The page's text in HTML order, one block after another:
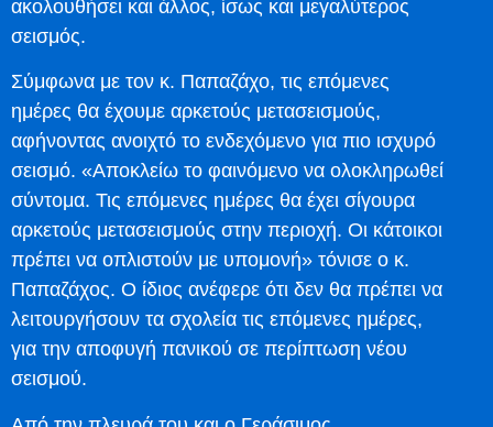
ακολουθήσει και άλλος, ίσως και μεγαλύτερος
σεισμός.
Σύμφωνα με τον κ. Παπαζάχο, τις επόμενες
ημέρες θα έχουμε αρκετούς μετασεισμούς,
αφήνοντας ανοιχτό το ενδεχόμενο για πιο ισχυρό
σεισμό. «Αποκλείω το φαινόμενο να ολοκληρωθεί
σύντομα. Τις επόμενες ημέρες θα έχει σίγουρα
αρκετούς μετασεισμούς στην περιοχή. Οι κάτοικοι
πρέπει να οπλιστούν με υπομονή» τόνισε ο κ.
Παπαζάχος. Ο ίδιος ανέφερε ότι δεν θα πρέπει να
λειτουργήσουν τα σχολεία τις επόμενες ημέρες,
για την αποφυγή πανικού σε περίπτωση νέου
σεισμού.